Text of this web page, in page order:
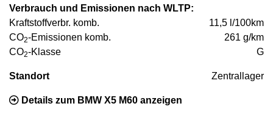
Verbrauch und Emissionen nach WLTP:
Kraftstoffverbr. komb.
11,5 l/100km
CO2-Emissionen komb.
261 g/km
CO2-Klasse G
Standort Zentrallager
Details zum BMW X5 M60 anzeigen